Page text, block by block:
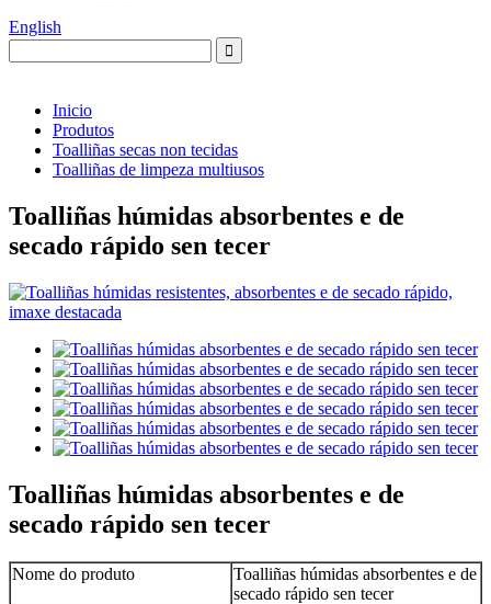
English
Inicio
Produtos
Toalliñas secas non tecidas
Toalliñas de limpeza multiusos
Toalliñas húmidas absorbentes e de
secado rápido sen tecer
Toalliñas húmidas absorbentes e de
secado rápido sen tecer
Nome do produto
Toalliñas húmidas absorbentes e de
secado rápido sen tecer